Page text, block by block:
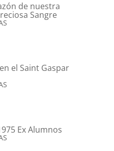
de nuestra
Sangre
el Saint Gaspar
Ex Alumnos